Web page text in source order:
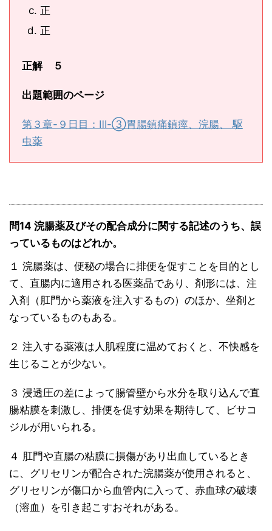
正
正
正解 ５
出題範囲のページ
第３章-９日目：Ⅲ-③胃腸鎮痛鎮痙、浣腸、 駆
虫薬
問14 浣腸薬及びその配合成分に関する記述のうち、誤
っているものはどれか。
１ 浣腸薬は、便秘の場合に排便を促すことを目的とし
て、直腸内に適用される医薬品であり、剤形には、注
入剤（肛門から薬液を注入するもの）のほか、坐剤と
なっているものもある。
２ 注入する薬液は人肌程度に温めておくと、不快感を
生じることが少ない。
３ 浸透圧の差によって腸管壁から水分を取り込んで直
腸粘膜を刺激し、排便を促す効果を期待して、ビサコ
ジルが用いられる。
４ 肛門や直腸の粘膜に損傷があり出血しているとき
に、グリセリンが配合された浣腸薬が使用されると、
グリセリンが傷口から血管内に入って、赤血球の破壊
（溶血）を引き起こすおそれがある。